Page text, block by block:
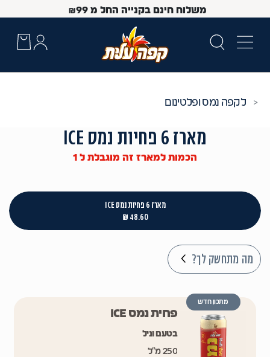
משלוח חינם בקנייה החל מ ₪99
Up and Down arrow keys to navigate search results.
קפה נמס ופלטינום
מארז 6 פחיות נמס ICE
הכמות למארז זה מוגבלת ל 1
מארז 6 פחיות נמס ICE
48.60 ₪
מה מתחשק לך?
מתכון חדש
פחית נמס ICE
בטעם וניל
250 מ״ל